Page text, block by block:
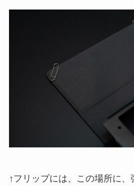
↑フリップには、この場所に